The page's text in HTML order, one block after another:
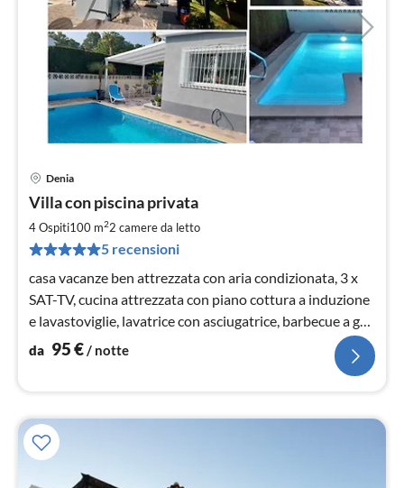
Denia
Villa con piscina privata
4 Ospiti100 m22 camere da letto
5 recensioni
casa vacanze ben attrezzata con aria condizionata, 3 x
SAT-TV, cucina attrezzata con piano cottura a induzione
e lavastoviglie, lavatrice con asciugatrice, barbecue a gas
Weber, piscina riscaldata!!!.
da 95€/ notte